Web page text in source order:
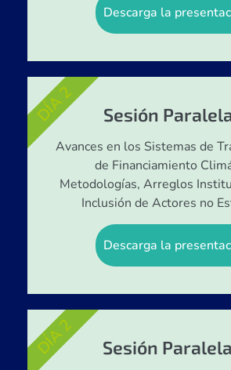
Descarga la
Sesión
Avances en los Sistemas de
de Financiamiento
Metodologías, Arreglos
Inclusión de Actores no
Descarga la
DÍA 2
Sesión
DÍA 2